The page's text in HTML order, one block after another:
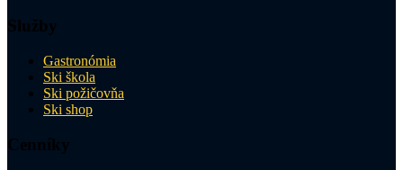
Služby
Gastronómia
Ski škola
Ski požičovňa
Ski shop
Cenníky